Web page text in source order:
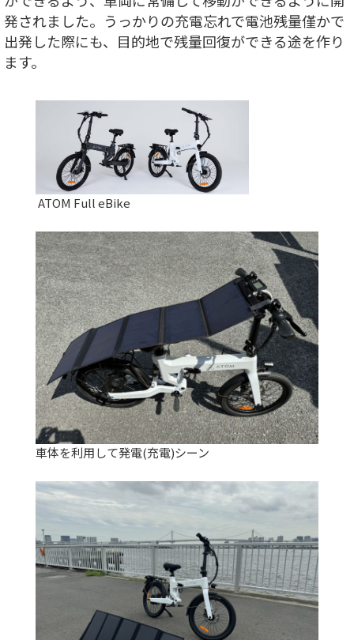
発されました。うっかりの充電忘れで電池残量僅かで
出発した際にも、目的地で残量回復ができる途を作り
ます。
ATOM Full eBike
車体を利用して発電(充電)シーン